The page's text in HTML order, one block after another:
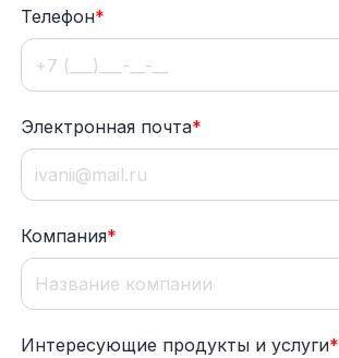
Телефон*
Электронная почта*
Компания*
Интересующие продукты и услуги*